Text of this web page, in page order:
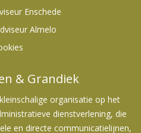
Enschede
Almelo
& Grandiek
organisatie op het
dienstverlening, die
en directe communicatielijnen,